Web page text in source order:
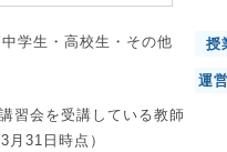
中学生 ・ 高校生 ・ その他 授
運
会を受講している教師
月31日時点）